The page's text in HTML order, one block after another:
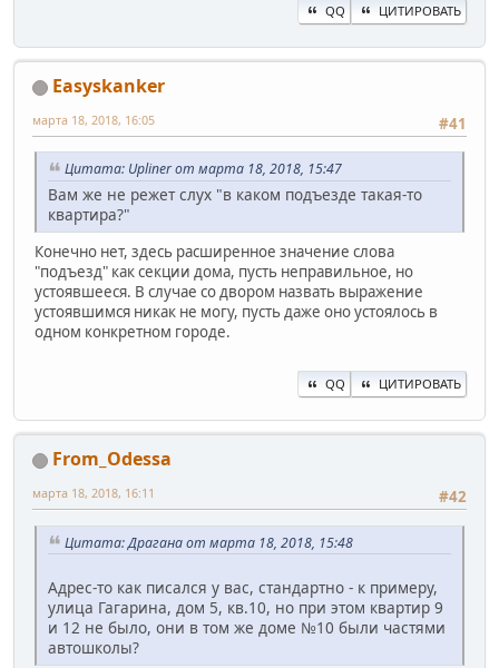
QQ ЦИТИРОВАТЬ
Easyskanker
#41
марта 18, 2018, 16:05
Цитата: Upliner от марта 18, 2018, 15:47
Вам же не режет слух "в каком подъезде такая-то
квартира?"
Конечно нет, здесь расширенное значение слова
"подъезд" как секции дома, пусть неправильное, но
устоявшееся. В случае со двором назвать выражение
устоявшимся никак не могу, пусть даже оно устоялось в
одном конкретном городе.
QQ ЦИТИРОВАТЬ
From_Odessa
#42
марта 18, 2018, 16:11
Цитата: Драгана от марта 18, 2018, 15:48
Адрес-то как писался у вас, стандартно - к примеру,
улица Гагарина, дом 5, кв.10, но при этом квартир 9
и 12 не было, они в том же доме №10 были частями
автошколы?